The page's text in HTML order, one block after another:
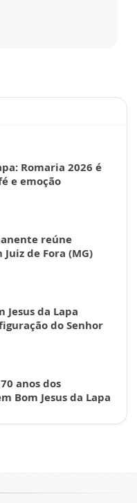
Romaria 2026 é
e emoção
reúne
de Fora (MG)
Jesus da Lapa
do Senhor
anos dos
Bom Jesus da Lapa